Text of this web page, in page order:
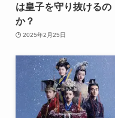
は皇子を守り抜けるの
か？
2025年2月25日